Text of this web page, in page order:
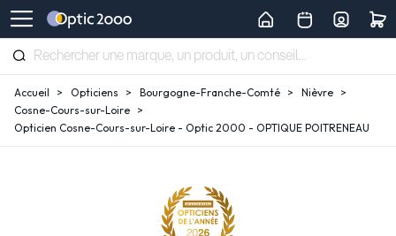
Accueil Opticiens Bourgogne-Franche-Comté
Nièvre
Cosne-Cours-sur-Loire
Opticien Cosne-Cours-sur-Loire - Optic 2000 - OPTIQUE POITRENEAU